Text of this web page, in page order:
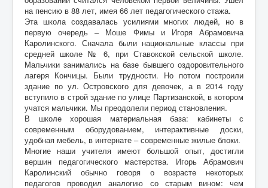
на пенсию в 88 лет, имея 66 лет педагогического стажа.
Эта школа создавалась усилиями многих людей, но в
первую очередь – Моше Фимы и Игоря Абрамовича
Каролинского. Сначала были национальные классы при
средней школе № 6, при Ставокской сельской школе.
Мальчики занимались на базе бывшего оздоровительного
лагеря Кончицы. Были трудности. Но потом построили
здание по ул. Островского для девочек, а в 2014 году
вступило в строй здание по улице Партизанской, в котором
учатся мальчики. Мы преодолели период становления.
В школе хорошая материальная база: кабинеты с
современным оборудованием, интерактивные доски,
удобная мебель, в интернате – современные жилые блоки.
Многие наши учителя имеют большой опыт, достигли
вершин педагогического мастерства. Игорь Абрамович
Каролинский обычно говоря о возрасте некоторых
педагогов проводил аналогию со старым вином: чем